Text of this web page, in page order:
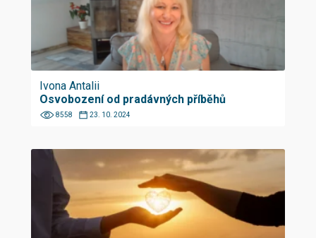
Ivona Antalii
Osvobození od pradávných příběhů
8558 23. 10. 2024